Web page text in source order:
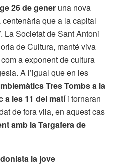
26 de gener una nova
que a la capital
La Societat de Sant Antoni
de Cultura, manté viva
a exponent de cultura
A l’igual que en les
Tres Tombs a la
a les 11 del matíi tornaran
de fora vila, en aquest cas
amb la Targafera de
la jove